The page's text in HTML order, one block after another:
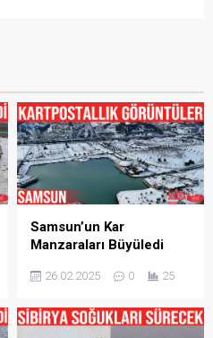
Samsun’un Kar
Manzaraları Büyüledi
26.02.2025 0 25